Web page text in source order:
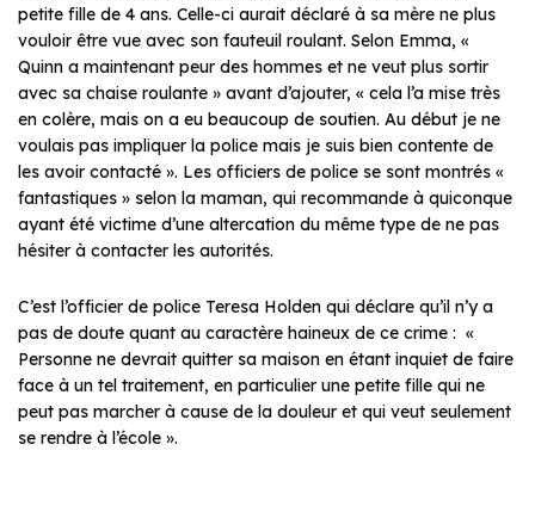
petite fille de 4 ans. Celle-ci aurait déclaré à sa mère ne plus
vouloir être vue avec son fauteuil roulant. Selon Emma, «
Quinn a maintenant peur des hommes et ne veut plus sortir
avec sa chaise roulante » avant d’ajouter, « cela l’a mise très
en colère, mais on a eu beaucoup de soutien. Au début je ne
voulais pas impliquer la police mais je suis bien contente de
les avoir contacté ». Les officiers de police se sont montrés «
fantastiques » selon la maman, qui recommande à quiconque
ayant été victime d’une altercation du même type de ne pas
hésiter à contacter les autorités.
C’est l’officier de police Teresa Holden qui déclare qu’il n’y a
pas de doute quant au caractère haineux de ce crime : «
Personne ne devrait quitter sa maison en étant inquiet de faire
face à un tel traitement, en particulier une petite fille qui ne
peut pas marcher à cause de la douleur et qui veut seulement
se rendre à l’école ».